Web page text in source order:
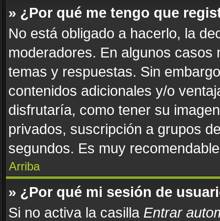
» ¿Por qué me tengo que
No está obligado a hacerlo, la
moderadores. En algunos
temas y respuestas. Sin
contenidos adicionales y/o
disfrutaría, como tener su
privados, suscripción a grupos
segundos. Es muy
Arriba
» ¿Por qué mi sesión de
Si no activa la casilla Entrar